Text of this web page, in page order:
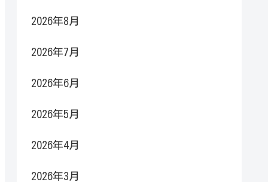
2026年8月
2026年7月
2026年6月
2026年5月
2026年4月
2026年3月